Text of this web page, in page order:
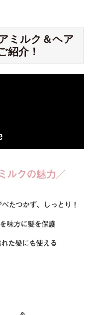
ミルク＆ヘア
紹介！